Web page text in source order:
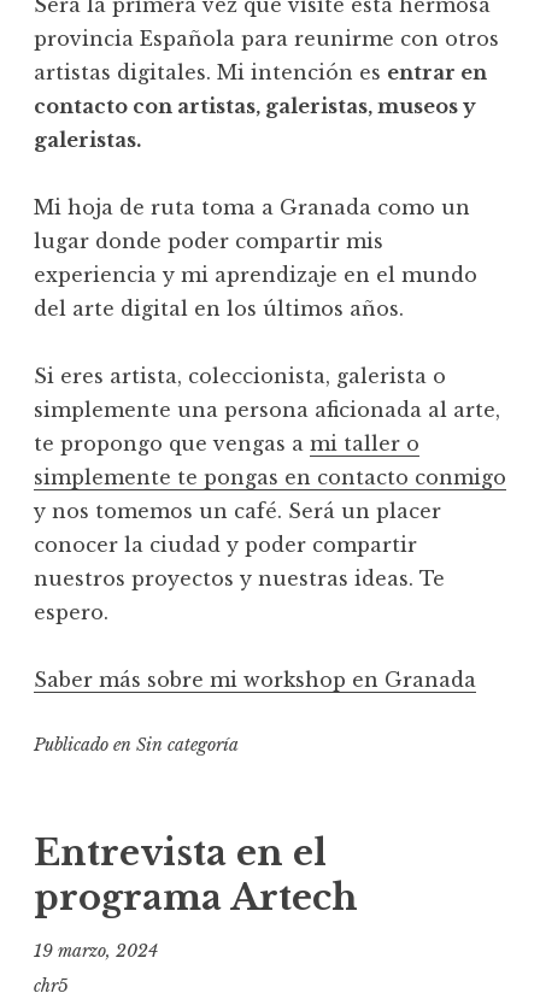
provincia Española para reunirme con otros
artistas digitales. Mi intención es entrar en
contacto con artistas, galeristas, museos y
galeristas.
Mi hoja de ruta toma a Granada como un
lugar donde poder compartir mis
experiencia y mi aprendizaje en el mundo
del arte digital en los últimos años.
Si eres artista, coleccionista, galerista o
simplemente una persona aficionada al arte,
te propongo que vengas a mi taller o
simplemente te pongas en contacto conmigo
y nos tomemos un café. Será un placer
conocer la ciudad y poder compartir
nuestros proyectos y nuestras ideas. Te
espero.
Saber más sobre mi workshop en Granada
Publicado en Sin categoría
Entrevista en el
programa Artech
19 marzo, 2024
chr5